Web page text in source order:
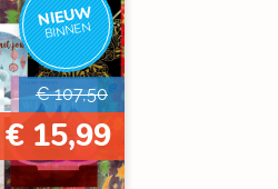
NIEUW
BINNEN
€ 107,50
€ 15,99